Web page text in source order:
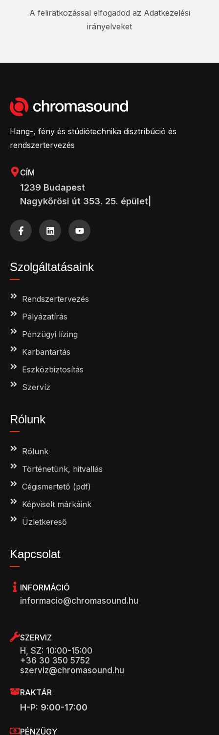
A feliratkozással elfogadod az Adatkezelési
irányelveket
Hang-, fény és stúdiótechnika disztribúció és
rendszertervezés
CÍM
1239 Budapest
Nagykőrösi út 353. 25. épület|
Szolgáltatásaink
Rendszertervezés
Pályázatírás
Pénzügyi lízing
Karbantartás
Eszközbiztosítás
Szervíz
Rólunk
Rólunk
Történetünk, hitvallás
Cégismertető (pdf)
Képviselt márkáink
Üzletkereső
Kapcsolat
INFORMÁCIÓ
informacio@chromasound.hu
SZERVIZ
H, SZ: 10:00-15:00
+36 30 350 5752
szerviz@chromasound.hu
RAKTÁR
H-P: 9:00-17:00
PÉNZÜGY